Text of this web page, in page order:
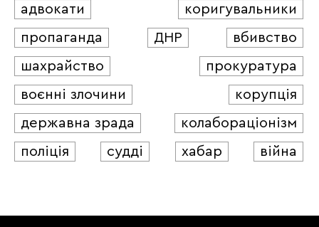
адвокати
коригувальники
пропаганда
ДНР
вбивство
шахрайство
прокуратура
воєнні злочини
корупція
державна зрада
колабораціонізм
поліція
судді хабар війна